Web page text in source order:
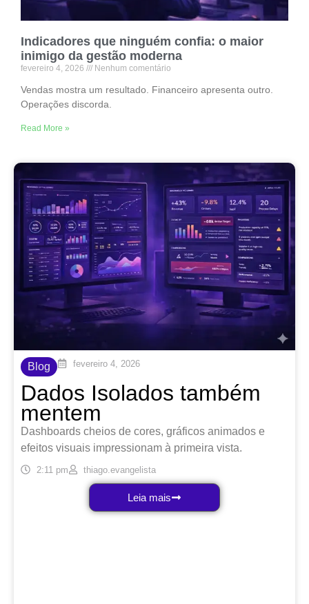
Indicadores que ninguém confia: o maior
inimigo da gestão moderna
fevereiro 4, 2026 Nenhum comentário
Vendas mostra um resultado. Financeiro apresenta outro.
Operações discorda.
Read More »
Blog fevereiro 4, 2026
Dados Isolados também
mentem
Dashboards cheios de cores, gráficos animados e
efeitos visuais impressionam à primeira vista.
2:11 pm thiago.evangelista
Leia mais